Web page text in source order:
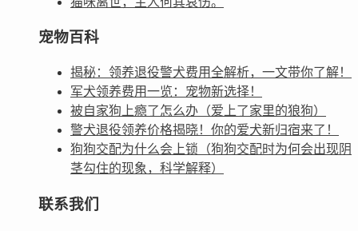
宠物百科
揭秘：领养退役警犬费用全解析，一文带你了解！
军犬领养费用一览：宠物新选择！
被自家狗上瘾了怎么办（爱上了家里的狼狗）
警犬退役领养价格揭晓！你的爱犬新归宿来了！
狗狗交配为什么会上锁（狗狗交配时为何会出现阴
茎勾住的现象，科学解释）
联系我们